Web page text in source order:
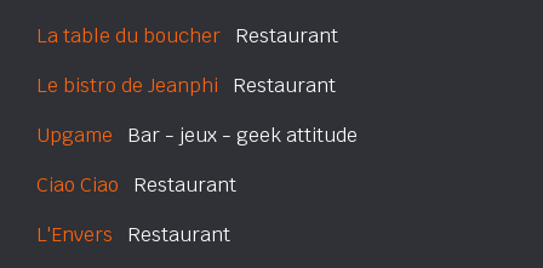
La table du boucher Restaurant
Le bistro de Jeanphi Restaurant
Upgame Bar - jeux - geek attitude
Ciao Ciao Restaurant
L'Envers Restaurant